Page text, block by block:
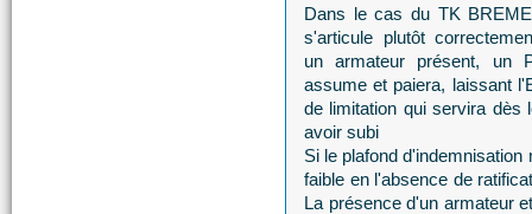
Dans le cas du TK
s'articule plutôt
un armateur présent, un
assume et paiera, laissant
de limitation qui servira dès
avoir subi
Si le plafond
faible en l'absence de
La présence d'un armateur